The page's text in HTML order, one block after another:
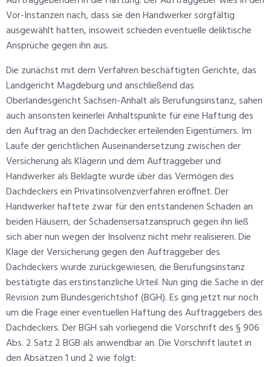
Vor-Instanzen nach, dass sie den Handwerker sorgfältig
ausgewählt hatten, insoweit schieden eventuelle deliktische
Ansprüche gegen ihn aus.
Die zunächst mit dem Verfahren beschäftigten Gerichte, das
Landgericht Magdeburg und anschließend das
Oberlandesgericht Sachsen-Anhalt als Berufungsinstanz, sahen
auch ansonsten keinerlei Anhaltspunkte für eine Haftung des
den Auftrag an den Dachdecker erteilenden Eigentümers. Im
Laufe der gerichtlichen Auseinandersetzung zwischen der
Versicherung als Klägerin und dem Auftraggeber und
Handwerker als Beklagte wurde über das Vermögen des
Dachdeckers ein Privatinsolvenzverfahren eröffnet. Der
Handwerker haftete zwar für den entstandenen Schaden an
beiden Häusern, der Schadensersatzanspruch gegen ihn ließ
sich aber nun wegen der Insolvenz nicht mehr realisieren. Die
Klage der Versicherung gegen den Auftraggeber des
Dachdeckers wurde zurückgewiesen, die Berufungsinstanz
bestätigte das erstinstanzliche Urteil. Nun ging die Sache in der
Revision zum Bundesgerichtshof (BGH). Es ging jetzt nur noch
um die Frage einer eventuellen Haftung des Auftraggebers des
Dachdeckers. Der BGH sah vorliegend die Vorschrift des § 906
Abs. 2 Satz 2 BGB als anwendbar an. Die Vorschrift lautet in
den Absätzen 1 und 2 wie folgt: